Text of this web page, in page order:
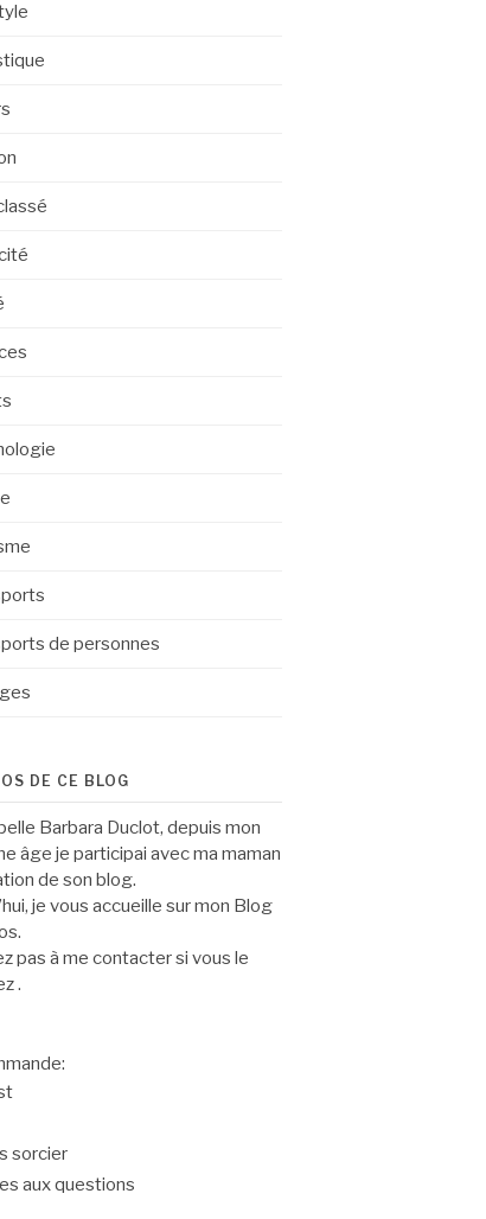
de personnes
DE CE BLOG
Barbara Duclot, depuis mon
âge je participai avec ma maman
de son blog.
je vous accueille sur mon Blog
pas à me contacter si vous le
.
sorcier
aux questions